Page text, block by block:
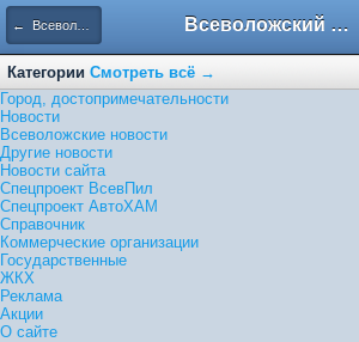
← Всеволожские новости Всеволожский форум
Категории Смотреть всё →
Город, достопримечательности
Новости
Всеволожские новости
Другие новости
Новости сайта
Спецпроект ВсевПил
Спецпроект АвтоХАМ
Справочник
Коммерческие организации
Государственные
ЖКХ
Реклама
Акции
О сайте